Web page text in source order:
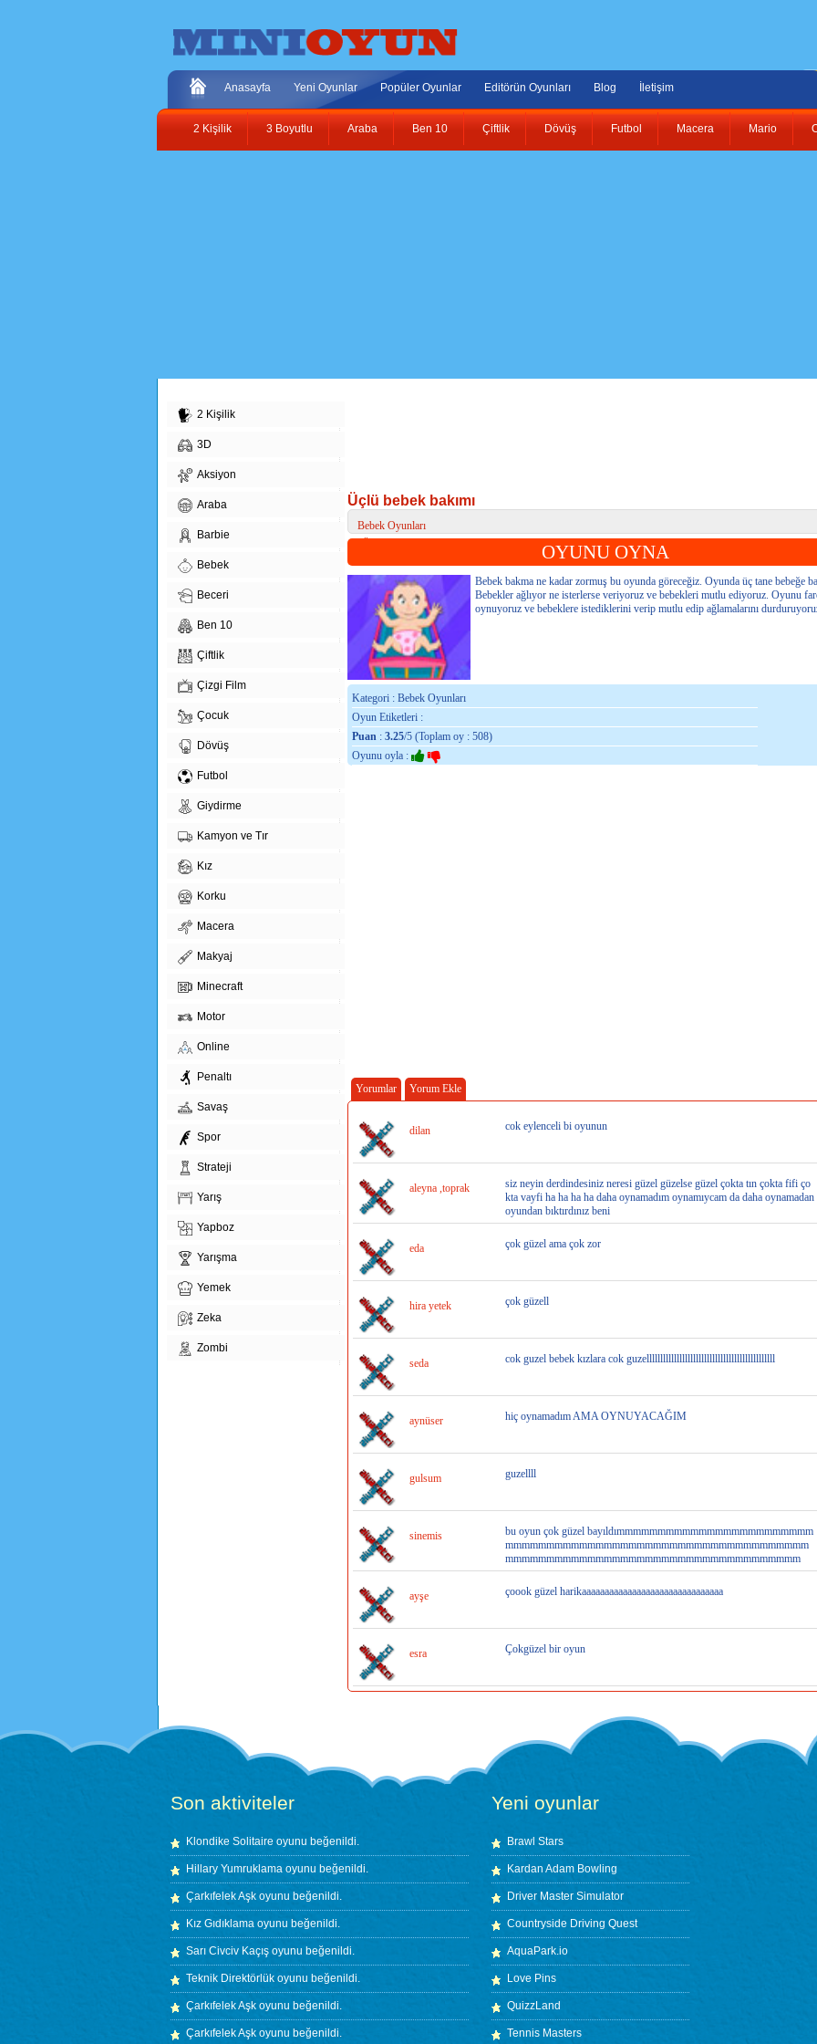
Anasayfa Yeni Oyunlar Popüler Oyunlar Editörün Oyunları Blog İletişim
2 Kişilik 3 Boyutlu Araba Ben 10 Çiftlik Dövüş Futbol Macera Mario
2 Kişilik
3D
Aksiyon
Araba
Barbie
Bebek
Beceri
Ben 10
Çiftlik
Çizgi Film
Çocuk
Dövüş
Futbol
Giydirme
Kamyon ve Tır
Kız
Korku
Macera
Makyaj
Minecraft
Motor
Online
Penaltı
Savaş
Spor
Strateji
Yarış
Yapboz
Yarışma
Yemek
Zeka
Zombi
Üçlü bebek bakımı
Bebek Oyunları
OYUNU OYNA
Bebek bakma ne kadar zormuş bu oyunda göreceğiz. Oyunda üç tane bebeğe
Bebekler ağlıyor ne isterlerse veriyoruz ve bebekleri mutlu ediyoruz. Oyunu
oynuyoruz ve bebeklere istediklerini verip mutlu edip ağlamalarını
Kategori : Bebek Oyunları
Oyun Etiketleri :
Puan : 3.25/5 (Toplam oy : 508)
Oyunu oyla :
Yorumlar Yorum Ekle
dilan cok eylenceli bi oyunun
aleyna ,toprak
siz neyin derdindesiniz neresi güzel güzelse güzel çokta tın çokta fifi ço
kta vayfi ha ha ha ha daha oynamadım oynamıycam da daha oynamadan
oyundan bıktırdınız beni
eda çok güzel ama çok zor
hira yetek çok güzell
seda cok guzel bebek kızlara cok guzelllllllllllllllllllllllllllllllllllllllllllllll
aynüser hiç oynamadım AMA OYNUYACAĞIM
gulsum guzellll
sinemis
bu oyun çok güzel bayıldımmmmmmmmmmmmmmmmmmmmmmmm
mmmmmmmmmmmmmmmmmmmmmmmmmmmmmmmmmmmmm
mmmmmmmmmmmmmmmmmmmmmmmmmmmmmmmmmmmm
ayşe çoook güzel harikaaaaaaaaaaaaaaaaaaaaaaaaaaaaaaa
esra Çokgüzel bir oyun
Son aktiviteler
Klondike Solitaire oyunu beğenildi.
Hillary Yumruklama oyunu beğenildi.
Çarkıfelek Aşk oyunu beğenildi.
Kız Gıdıklama oyunu beğenildi.
Sarı Civciv Kaçış oyunu beğenildi.
Teknik Direktörlük oyunu beğenildi.
Çarkıfelek Aşk oyunu beğenildi.
Çarkıfelek Aşk oyunu beğenildi.
Yeni oyunlar
Brawl Stars
Kardan Adam Bowling
Driver Master Simulator
Countryside Driving Quest
AquaPark.io
Love Pins
QuizzLand
Tennis Masters